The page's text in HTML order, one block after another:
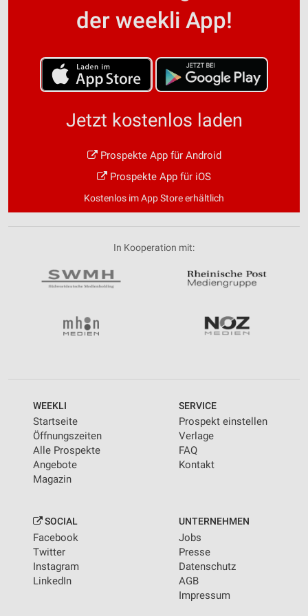
der weekli App!
Jetzt kostenlos laden
Prospekte App für Android
Prospekte App für iOS
Kostenlos im App Store erhältlich
In Kooperation mit:
WEEKLI
Startseite
Öffnungszeiten
Alle Prospekte
Angebote
Magazin
SERVICE
Prospekt einstellen
Verlage
FAQ
Kontakt
SOCIAL
Facebook
Twitter
Instagram
LinkedIn
UNTERNEHMEN
Jobs
Presse
Datenschutz
AGB
Impressum
Verwendung genauer Standortdaten
Geräte anhand von aktiv angeforderten
Nicht-IAB-Verarbeitungszwecke:
Notwendig
Performance